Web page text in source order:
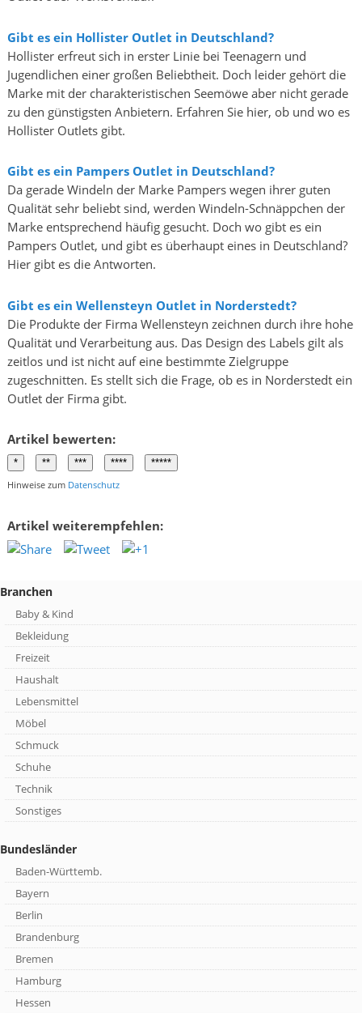
Gibt es ein Hollister Outlet in Deutschland?
Hollister erfreut sich in erster Linie bei Teenagern und
Jugendlichen einer großen Beliebtheit. Doch leider gehört die
Marke mit der charakteristischen Seemöwe aber nicht gerade
zu den günstigsten Anbietern. Erfahren Sie hier, ob und wo es
Hollister Outlets gibt.
Gibt es ein Pampers Outlet in Deutschland?
Da gerade Windeln der Marke Pampers wegen ihrer guten
Qualität sehr beliebt sind, werden Windeln-Schnäppchen der
Marke entsprechend häufig gesucht. Doch wo gibt es ein
Pampers Outlet, und gibt es überhaupt eines in Deutschland?
Hier gibt es die Antworten.
Gibt es ein Wellensteyn Outlet in Norderstedt?
Die Produkte der Firma Wellensteyn zeichnen durch ihre hohe
Qualität und Verarbeitung aus. Das Design des Labels gilt als
zeitlos und ist nicht auf eine bestimmte Zielgruppe
zugeschnitten. Es stellt sich die Frage, ob es in Norderstedt ein
Outlet der Firma gibt.
Artikel bewerten:
Hinweise zum Datenschutz
Artikel weiterempfehlen:
Branchen
Baby & Kind
Bekleidung
Freizeit
Haushalt
Lebensmittel
Möbel
Schmuck
Schuhe
Technik
Sonstiges
Bundesländer
Baden-Württemb.
Bayern
Berlin
Brandenburg
Bremen
Hamburg
Hessen